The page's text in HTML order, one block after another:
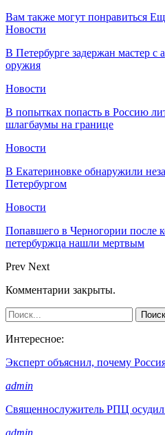
Вам также могут понравиться
Новости
В Петербурге задержан мастер с
оружия
Новости
В попытках попасть в Россию
шлагбаумы на границе
Новости
В Екатериновке обнаружили
Петербургом
Новости
Попавшего в Черногории после
петербуржца нашли мертвым
Prev Next
Комментарии закрыты.
Интересное:
Эксперт объяснил, почему
admin
Священнослужитель РПЦ
admin